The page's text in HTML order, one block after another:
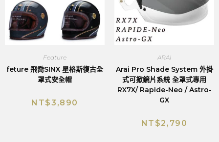
Feature
feture 飛喬SINX 星格斯復古全
罩式安全帽
NT$3,890
ARAI
Arai Pro Shade System 外掛
式可掀鏡片系統 全罩式專用
RX7X/ Rapide-Neo / Astro-
GX
NT$2,790